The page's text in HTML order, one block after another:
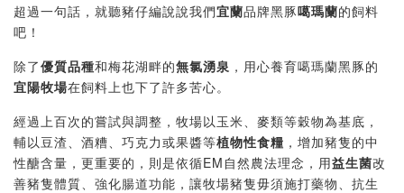
超過一句話，就聽豬仔編說說我們宜蘭品牌黑豚噶瑪蘭的飼料
吧！
除了優質品種和梅花湖畔的無氯湧泉 ，用心養育噶瑪蘭黑豚的
宜陽牧場在飼料上也下了許多苦心。
經過上百次的嘗試與調整，牧場以玉米、麥類等穀物為基底，
輔以豆渣、酒糟、巧克力或果醬等植物性食糧 ，增加豬隻的中
性醣含量，更重要的，則是依循EM自然農法理念，用益生菌改
善豬隻體質、強化腸道功能，讓牧場豬隻毋須施打藥物、抗生